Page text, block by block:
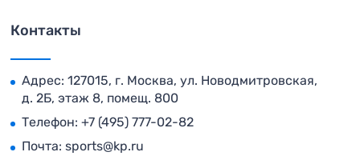
Контакты
Адрес: 127015, г. Москва, ул. Новодмитровская,
д. 2Б, этаж 8, помещ. 800
Телефон: +7 (495) 777-02-82
Почта: sports@kp.ru